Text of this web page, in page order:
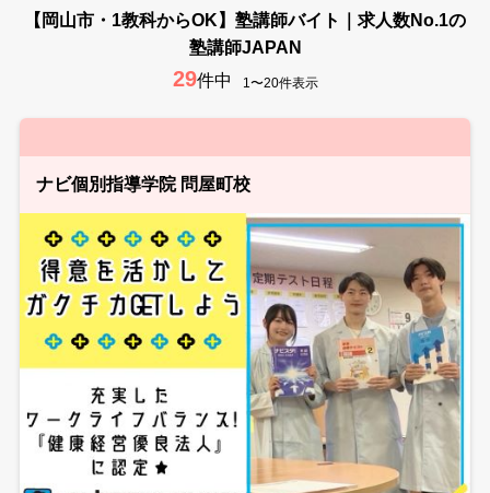
【岡山市・1教科からOK】塾講師バイト｜求人数No.1の
塾講師JAPAN
29件中 1〜20件表示
ナビ個別指導学院 問屋町校